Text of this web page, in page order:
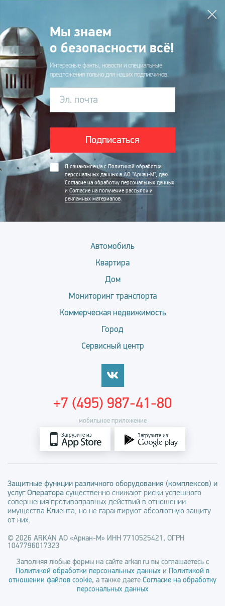
Мы знаем
о безопасности всё!
Интересные факты, новости и специальные
предложения только для наших подписчиков.
Эл. почта
Подписаться
Я ознакомлен/а с Политикой обработки
персональных данных в АО "Аркан-М" , даю
Согласие на обработку персональных данных
и Согласие на получение рассылок и
рекламных материалов
Автомобиль
Квартира
Дом
Мониторинг транспорта
Коммерческая недвижимость
Город
Сервисный центр
мобильное приложение
Загрузите из Загрузите из
+7 (495) 987-41-80
Защитные функции различного оборудования (комплексов) и
услуг Оператора существенно снижают риски успешного
совершения противоправных действий в отношении
имущества Клиента, но не гарантируют абсолютную защиту
от них.
© 2026 ARKAN АО «Аркан-М» ИНН 7710525421, ОГРН
1047796017323
Заполняя любые формы на сайте arkan.ru вы соглашаетесь с
Политикой обработки персональных данных и Политикой в
отношении файлов cookie, а также даете Согласие на обработку
персональных данных